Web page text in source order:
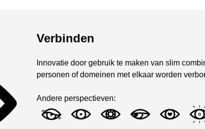
Verbinden
Innovatie door gebruik te maken van slim
personen of domeinen met elkaar worden
Andere perspectieven: